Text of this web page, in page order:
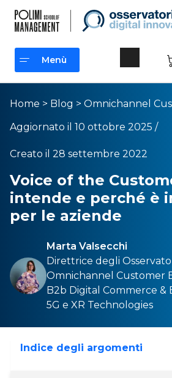
Menù
Menù
Home > Blog > Omnichannel
Aggiornato il 10 ottobre 2025 /
Creato il 28 settembre 2022
Voice of the
intende e perché è
per le aziende
Marta Valsecchi
Direttrice degli
Omnichannel Customer
B2b Digital Commerce &
5G e XR Technologies
Indice degli argomenti